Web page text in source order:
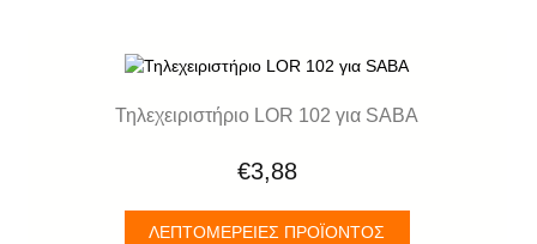
Τηλεχειριστήριο LOR 102 για SABA
€3,88
ΛΕΠΤΟΜΈΡΕΙΕΣ ΠΡΟΪΌΝΤΟΣ